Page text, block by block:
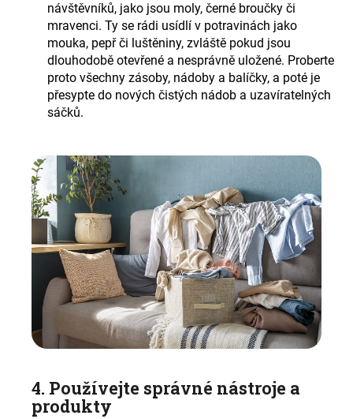
návštěvníků, jako jsou moly, černé broučky či
mravenci. Ty se rádi usídlí v potravinách jako
mouka, pepř či luštěniny, zvláště pokud jsou
dlouhodobě otevřené a nesprávně uložené. Proberte
proto všechny zásoby, nádoby a balíčky, a poté je
přesypte do nových čistých nádob a uzavíratelných
sáčků.
4. Používejte správné nástroje a
produkty